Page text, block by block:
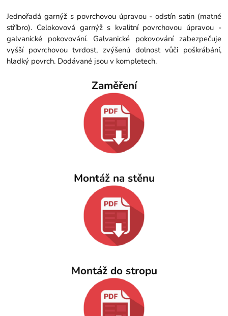
Jednořadá garnýž s povrchovou úpravou - odstín satin (matné
stříbro). Celokovová garnýž s kvalitní povrchovou úpravou -
galvanické pokovování. Galvanické pokovování zabezpečuje
vyšší povrchovou tvrdost, zvýšenú dolnost vůči poškrábání,
hladký povrch. Dodávané jsou v kompletech.
Zaměření
Montáž na stěnu
Montáž do stropu